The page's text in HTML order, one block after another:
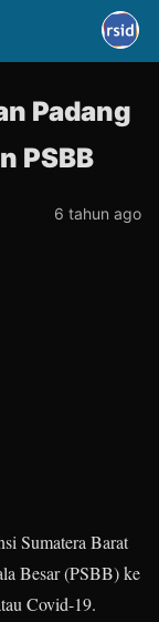
Padang
PSBB
6 tahun ago
Sumatera Barat
Besar (PSBB) ke
Covid-19.